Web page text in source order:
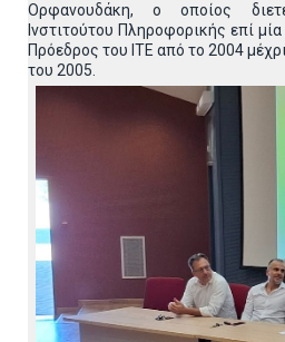
Ορφανουδάκη, ο οποίος
Ινστιτούτου Πληροφορικής επί
Πρόεδρος του ΙΤΕ από το 2004
του 2005.